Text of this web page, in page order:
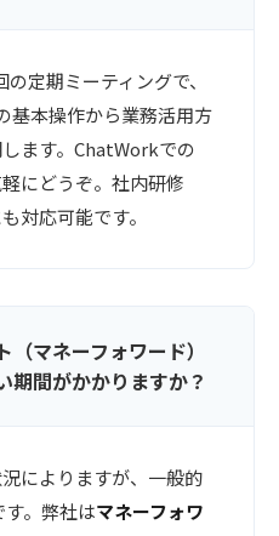
定期ミーティングで、
基本操作から業務活用方
ます。ChatWorkでの
にどうぞ。社内研修
対応可能です。
マネーフォワード）
期間がかかりますか？
によりますが、一般的
す。弊社はマネーフォワ